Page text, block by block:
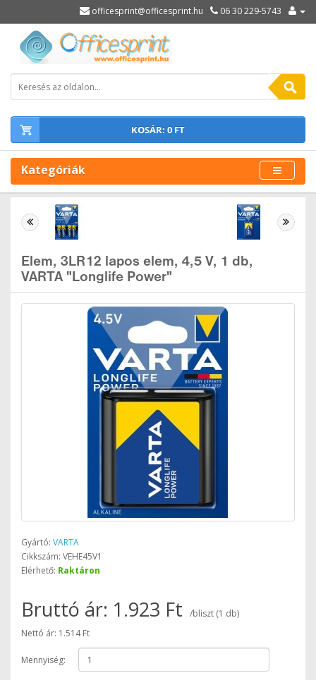
officesprint@officesprint.hu 06 30 229-5743
KOSÁR: 0 FT
Kategóriák
Elem, 3LR12 lapos elem, 4,5 V, 1 db,
VARTA "Longlife Power"
Gyártó: VARTA
Cikkszám: VEHE45V1
Elérhető: Raktáron
Bruttó ár: 1.923 Ft
/bliszt (1 db)
Nettó ár: 1.514 Ft
Mennyiség: